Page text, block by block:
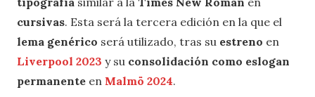
cursivas. Esta será la tercera edición en la que el
lema genérico será utilizado, tras su estreno en
Liverpool 2023 y su consolidación como eslogan
permanente en Malmö 2024.